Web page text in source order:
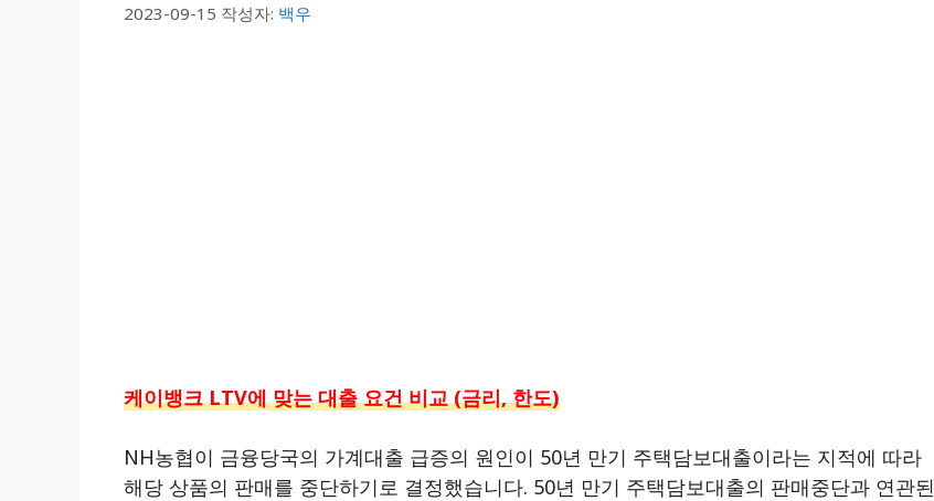
2023-09-15 작성자: 백우
케이뱅크 LTV에 맞는 대출 요건 비교 (금리, 한도)
NH농협이 금융당국의 가계대출 급증의 원인이 50년 만기 주택담보대출이라는 지적에 따라
해당 상품의 판매를 중단하기로 결정했습니다. 50년 만기 주택담보대출의 판매중단과 연관된